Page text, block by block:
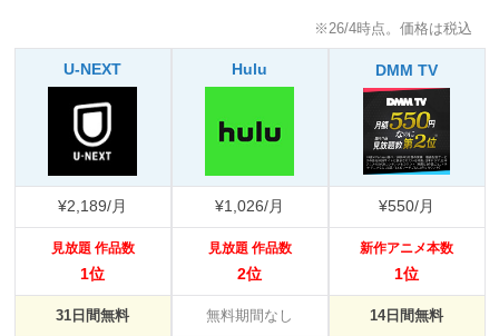
※26/4時点。価格は税込
U-NEXT Hulu DMM TV
¥2,189/月 ¥1,026/月 ¥550/月
見放題 作品数
1位
見放題 作品数
2位
新作アニメ本数
1位
31日間無料 無料期間なし 14日間無料